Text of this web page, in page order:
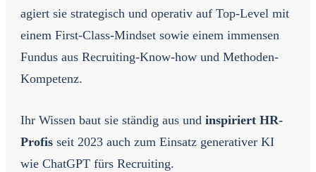
agiert sie strategisch und operativ auf Top-Level mit
einem First-Class-Mindset sowie einem immensen
Fundus aus Recruiting-Know-how und Methoden-
Kompetenz.
Ihr Wissen baut sie ständig aus und inspiriert HR-
Profis seit 2023 auch zum Einsatz generativer KI
wie ChatGPT fürs Recruiting.